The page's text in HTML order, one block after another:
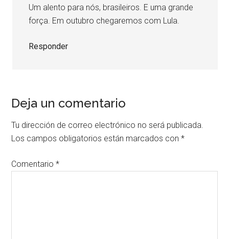
Um alento para nós, brasileiros. E uma grande
força. Em outubro chegaremos com Lula.
Responder
Deja un comentario
Tu dirección de correo electrónico no será publicada.
Los campos obligatorios están marcados con*
Comentario*